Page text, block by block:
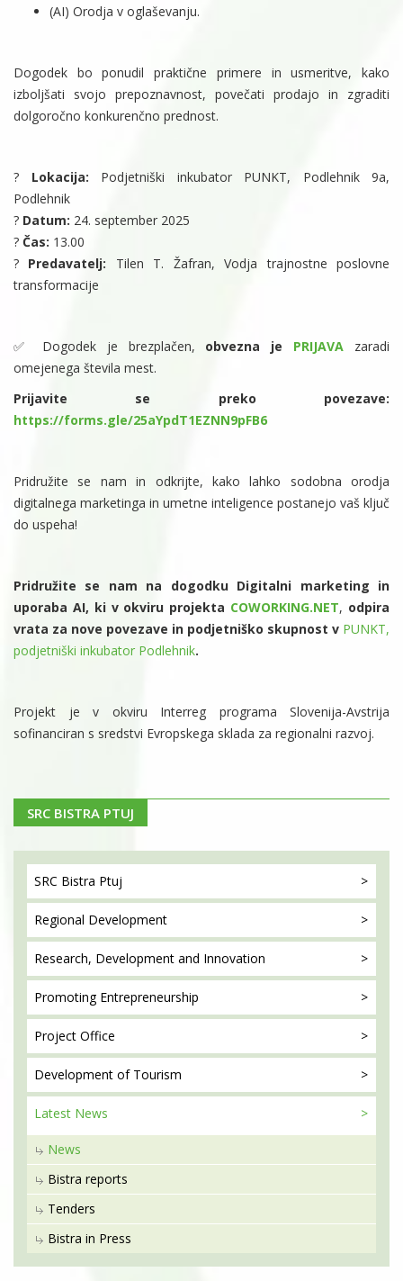
(AI) Orodja v oglaševanju.
Dogodek bo ponudil praktične primere in usmeritve, kako
izboljšati svojo prepoznavnost, povečati prodajo in zgraditi
dolgoročno konkurenčno prednost.
? Lokacija: Podjetniški inkubator PUNKT, Podlehnik 9a,
Podlehnik
? Datum: 24. september 2025
? Čas: 13.00
? Predavatelj: Tilen T. Žafran, Vodja trajnostne poslovne
transformacije
✅ Dogodek je brezplačen, obvezna je PRIJAVA zaradi
omejenega števila mest.
Prijavite se preko povezave:
https://forms.gle/25aYpdT1EZNN9pFB6
Pridružite se nam in odkrijte, kako lahko sodobna orodja
digitalnega marketinga in umetne inteligence postanejo vaš ključ
do uspeha!
Pridružite se nam na dogodku Digitalni marketing in
uporaba AI, ki v okviru projekta COWORKING.NET, odpira
vrata za nove povezave in podjetniško skupnost v PUNKT,
podjetniški inkubator Podlehnik.
Projekt je v okviru Interreg programa Slovenija-Avstrija
sofinanciran s sredstvi Evropskega sklada za regionalni razvoj.
SRC BISTRA PTUJ
SRC Bistra Ptuj
Regional Development
Research, Development and Innovation
Promoting Entrepreneurship
Project Office
Development of Tourism
Latest News
News
Bistra reports
Tenders
Bistra in Press